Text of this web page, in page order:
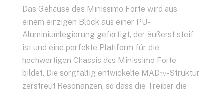
Das Gehäuse des Minissimo Forte wird aus
einem einzigen Block aus einer PU-
Aluminiumlegierung gefertigt, der äußerst steif
ist und eine perfekte Plattform für die
hochwertigen Chassis des Minissimo Forte
bildet. Die sorgfältig entwickelte MAD™-Struktur
zerstreut Resonanzen, so dass die Treiber die